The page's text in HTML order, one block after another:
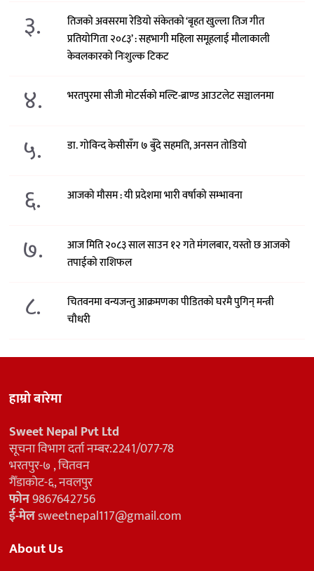
३.
तिजको अवसरमा रेडियो संकेतको ‘बृहत खुल्ला तिज गीत
प्रतियोगिता २०८३’ : सहभागी महिला समूहलाई मौलाकाली
केवलकारको निःशुल्क टिकट
४. भरतपुरमा सीजी मोटर्सको मल्टि-ब्राण्ड आउटलेट सञ्चालनमा
५. डा. गोविन्द केसीसँग ७ बुँदे सहमति, अनसन तोडियो
६. आजको मौसम : यी प्रदेशमा भारी वर्षाको सम्भावना
७.
आज मिति २०८३ साल साउन १२ गते मंगलबार, यस्तो छ आजको
तपाईको राशिफल
८.
चितवनमा वन्यजन्तु आक्रमणका पीडितको घरमै पुगिन् मन्त्री
चौधरी
हाम्रो बारेमा
Sweet Nepal Pvt Ltd
सूचना विभाग दर्ता नम्बर:2241/077-78
भरतपुर-७ , चितवन
गैँडाकोट-६, नवलपुर
फोन9867642756
ई-मेलsweetnepal117@gmail.com
About Us